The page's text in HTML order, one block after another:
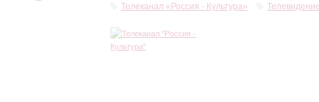
Телеканал «Россия - Культура»